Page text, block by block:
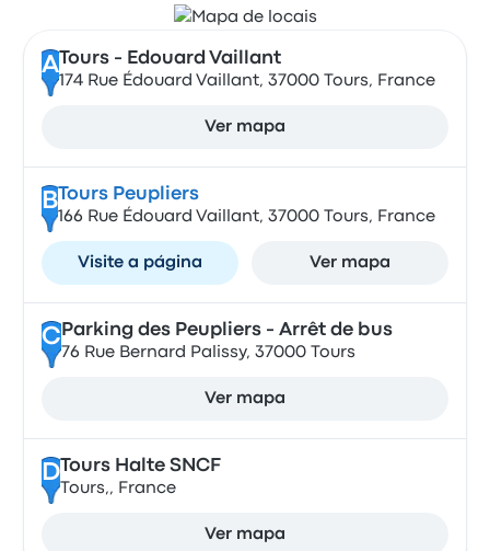
A Tours - Edouard Vaillant
174 Rue Édouard Vaillant, 37000 Tours, France
Ver mapa
B Tours Peupliers
166 Rue Édouard Vaillant, 37000 Tours, France
Visite a página Ver mapa
CParking des Peupliers - Arrêt de bus
76 Rue Bernard Palissy, 37000 Tours
Ver mapa
DTours Halte SNCF
Tours,, France
Ver mapa